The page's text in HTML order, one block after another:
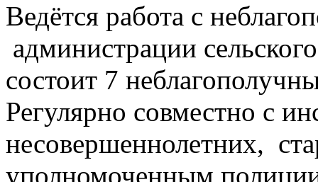
Ведётся работа с
администрации
состоит 7
Регулярно совместно с
несовершеннолетних,
уполномоченным